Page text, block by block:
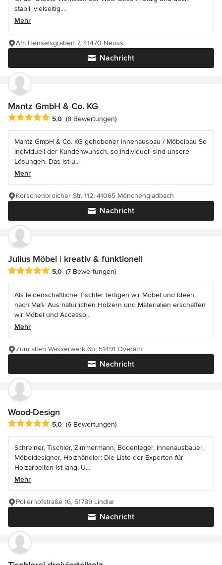
stabil, vielseitig...
Mehr
Nachricht
Am Henselsgraben 7, 41470 Neuss
Mantz GmbH & Co. KG
Durchschnittliche Bewertung: 5 von 5 Sternen
5,0 (8 Bewertungen)
Mantz GmbH & Co. KG gehobener Innenausbau / Möbelbau So
individuell der Kundenwunsch, so individuell sind unsere
Lösungen. Das ist u...
Mehr
Nachricht
Korschenbroicher Str. 112, 41065 Mönchengladbach
Julius Möbel | kreativ & funktionell
Durchschnittliche Bewertung: 5 von 5 Sternen
5,0 (7 Bewertungen)
Als leidenschaftliche Tischler fertigen wir Möbel und Ideen
nach Maß. Aus natürlichen Hölzern und Materialien erschaffen
wir Möbel und Accesso...
Mehr
Nachricht
Zum alten Wasserwerk 6b, 51491 Overath
Wood-Design
Durchschnittliche Bewertung: 5 von 5 Sternen
5,0 (6 Bewertungen)
Schreiner, Tischler, Zimmermann, Bodenleger, Innenausbauer,
Möbeldesigner, Holzhändler: Die Liste der Experten für
Holzarbeiten ist lang. U...
Mehr
Nachricht
Pollerhofstraße 16, 51789 Lindlar